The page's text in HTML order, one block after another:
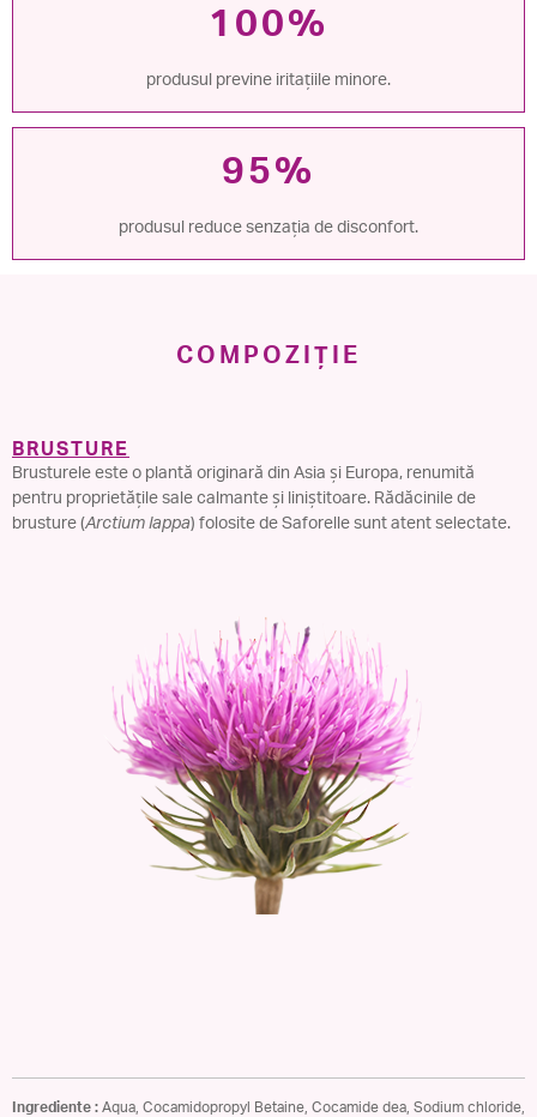
100%
produsul previne iritațiile minore.
95%
produsul reduce senzația de disconfort.
COMPOZIȚIE
BRUSTURE
Brusturele este o plantă originară din Asia și Europa, renumită
pentru proprietățile sale calmante și liniștitoare. Rădăcinile de
brusture (Arctium lappa) folosite de Saforelle sunt atent selectate.
Ingrediente : Aqua, Cocamidopropyl Betaine, Cocamide dea, Sodium chloride,